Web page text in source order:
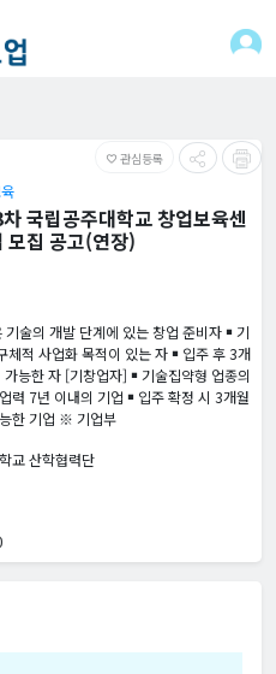
favorite_border 관심등록
국립공주대학교 창업보육센
모집 공고(연장)
술의 개발 단계에 있는 창업 준비자 ￭ 기
체적 사업화 목적이 있는 자 ￭ 입주 후 3개
능한 자 [기창업자] ￭ 기술집약형 업종의
력 7년 이내의 기업 ￭ 입주 확정 시 3개월
한 기업 ※ 기업부
교 산학협력단